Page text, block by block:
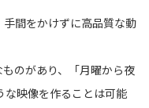
間をかけずに高品質な動
のがあり、「月曜から夜
な映像を作ることは可能